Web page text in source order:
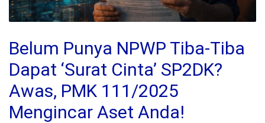
Belum Punya NPWP Tiba-Tiba
Dapat ‘Surat Cinta’ SP2DK?
Awas, PMK 111/2025
Mengincar Aset Anda!